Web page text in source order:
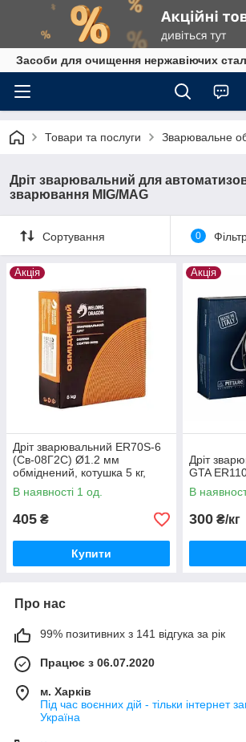
Засоби для очищення нержавіючих
Товари та послуги Зварювальне
Дріт зварювальний для
зварювання MIG/MAG
Сортування 0
Акція
Дріт зварювальний ER70S-6
(Св-08Г2С) Ø1.2 мм
обміднений, котушка 5 кг,
WELDING DRAGON
В наявності 1 од.
405 ₴
Купити
Акція
Дріт
GTA
В
300 ₴/кг
Про нас
99% позитивних з 141 відгука за рік
Працює з 06.07.2020
м. Харків
Під час воєнних дій - тільки інтернет
Україна